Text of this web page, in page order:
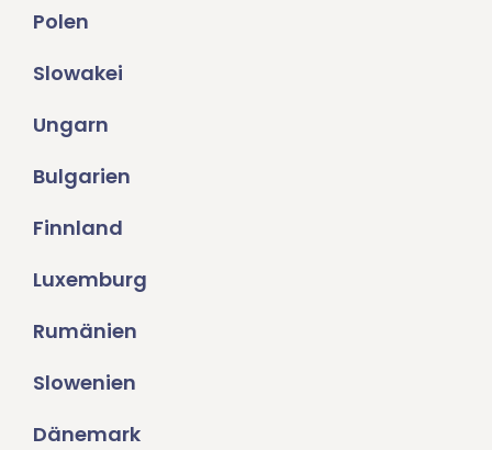
Polen
Slowakei
Ungarn
Bulgarien
Finnland
Luxemburg
Rumänien
Slowenien
Dänemark